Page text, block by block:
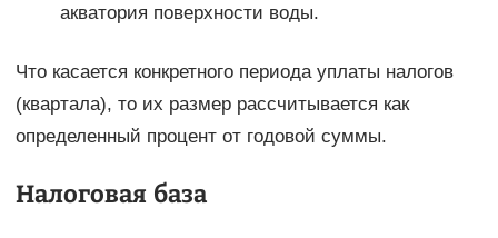
акватория поверхности воды.
Что касается конкретного периода уплаты налогов
(квартала), то их размер рассчитывается как
определенный процент от годовой суммы.
Налоговая база